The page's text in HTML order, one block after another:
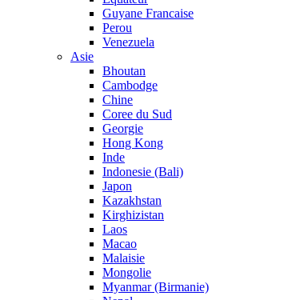
Guyane Francaise
Perou
Venezuela
Asie
Bhoutan
Cambodge
Chine
Coree du Sud
Georgie
Hong Kong
Inde
Indonesie (Bali)
Japon
Kazakhstan
Kirghizistan
Laos
Macao
Malaisie
Mongolie
Myanmar (Birmanie)